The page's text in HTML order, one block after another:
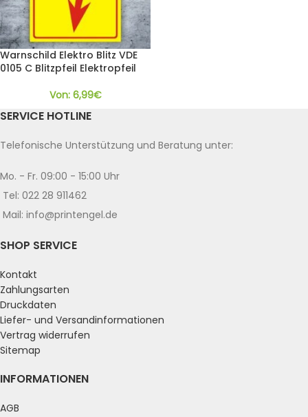
Warnschild Elektro Blitz VDE
0105 C Blitzpfeil Elektropfeil
Von: 6,99€
SERVICE HOTLINE
Telefonische Unterstützung und Beratung unter:
Mo. - Fr. 09:00 - 15:00 Uhr
Tel: 022 28 911462
Mail: info@printengel.de
SHOP SERVICE
Kontakt
Zahlungsarten
Druckdaten
Liefer- und Versandinformationen
Vertrag widerrufen
Sitemap
INFORMATIONEN
AGB